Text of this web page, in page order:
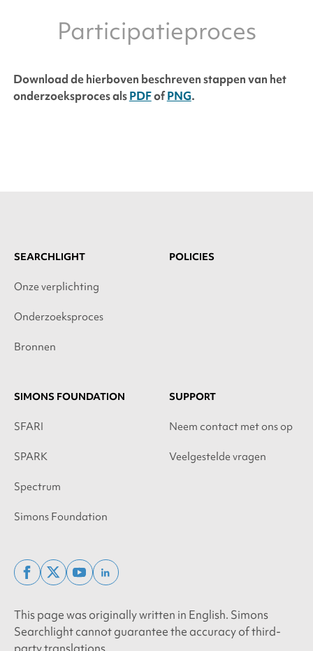
Participatieproces
Download de hierboven beschreven stappen van het
onderzoeksprocesalsPDFofPNG.
SEARCHLIGHT
Onze verplichting
Onderzoeksproces
Bronnen
POLICIES
SIMONS FOUNDATION
SFARI
SPARK
Spectrum
Simons Foundation
SUPPORT
Neem contact met ons op
Veelgestelde vragen
facebook
x
youtubelinkedin
This page was originally written in English. Simons
Searchlight cannot guarantee the accuracy of third-